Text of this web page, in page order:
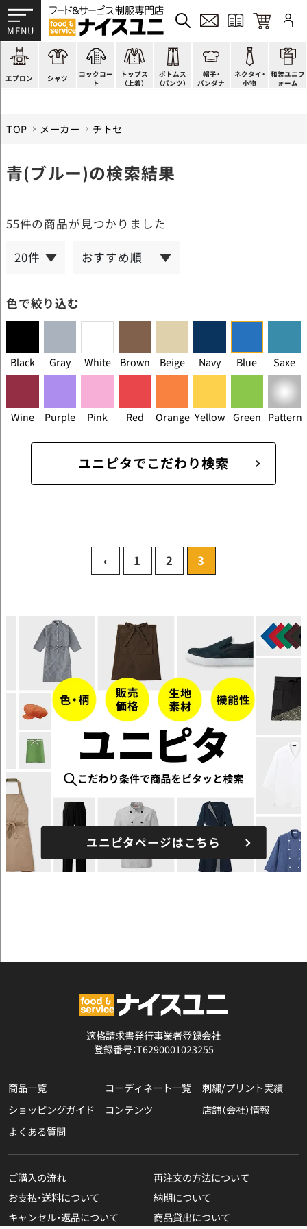
エプロン
かぶり型
スモック風
厨房用
ラップエプロン
シャツ
ピンタック
Tシャツ
ポロシャツ
和風シャツ(Asian)コックコー
ト
ショップコート
スタンダード
ファッション
キッズ
トップス
（上着）
法被(はっぴ)
調理白衣
カットソー
ジャンバー
ボトムス
（パンツ）
イージーパンツ
ワンピース
厨房シューズ
フロアシューズ
帽子・
バンダナ
洋帽子
コック帽
衛生帽子
ヘアネット
ネクタイ・
小物
ネクタイ
蝶ネクタイ
リボン・スカーフ
クロスタイ
和装ユニフ
ォーム
帯
草履、足袋など
着付小物
きもの
TOP メーカー チトセ
青(ブルー)の検索結果
55件の商品が見つかりました
色で絞り込む
Black Gray White Brown Beige Navy Blue Saxe
Wine Purple Pink Red Orange Yellow Green Pattern
ユニピタでこだわり検索
‹ 1 2 3
ユニピタページはこちら
適格請求書発行事業者登録会社
登録番号：T6290001023255
商品一覧 コーディネート一覧
刺繍/プリント実績
ショッピングガイド
コンテンツ
店舗（会社）情報
よくある質問
ご購入の流れ
再注文の方法について
お支払・送料について
納期について
キャンセル・返品について
商品貸出について